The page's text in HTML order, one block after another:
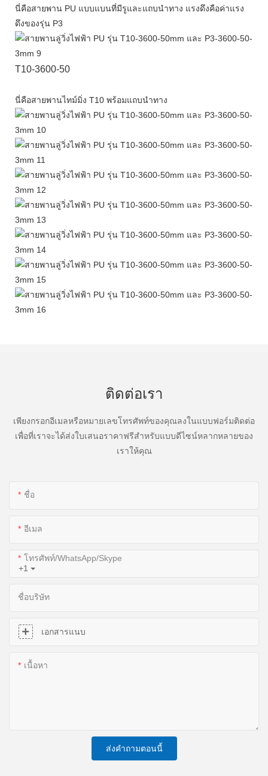
นี่คือสายพาน PU แบบแบนที่มีรูและแถบนำทาง แรงดึงคือค่าแรง
ดึงของรุ่น P3
T10-3600-50
นี่คือสายพานไทม์มิ่ง T10 พร้อมแถบนำทาง
ติดต่อเรา
เพียงกรอกอีเมลหรือหมายเลขโทรศัพท์ของคุณลงในแบบฟอร์มติดต่อ
เพื่อที่เราจะได้ส่งใบเสนอราคาฟรีสำหรับแบบดีไซน์หลากหลายของ
เราให้คุณ
ชื่อ
อีเมล
+1
โทรศัพท์/WhatsApp/Skype
ชื่อบริษัท
เอกสารแนบ
เนื้อหา
ส่งคำถามตอนนี้